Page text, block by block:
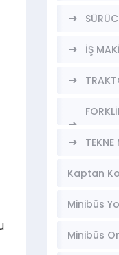
İŞ
Kaptan
Minibüs
Minibüs